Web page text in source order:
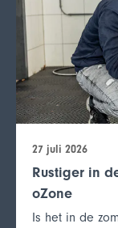
27 juli 2026
Rustiger in
oZone
Is het in de